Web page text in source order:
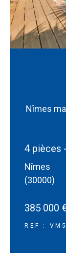
Nîmes
4 pièces
Nîmes
(30000)
385 000
REF :